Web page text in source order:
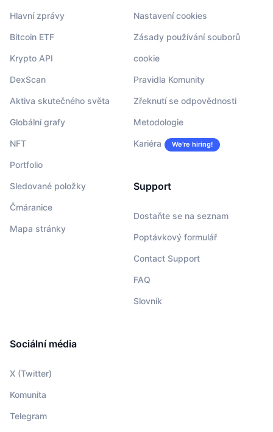
Hlavní zprávy
Bitcoin ETF
Krypto API
DexScan
Aktiva skutečného světa
Globální grafy
NFT
Portfolio
Sledované položky
Čmáranice
Mapa stránky
Nastavení cookies
Zásady používání souborů
cookie
Pravidla Komunity
Zřeknutí se odpovědnosti
Metodologie
Kariéra We’re hiring!
Support
Dostaňte se na seznam
Poptávkový formulář
Contact Support
FAQ
Slovník
Sociální média
X (Twitter)
Komunita
Telegram